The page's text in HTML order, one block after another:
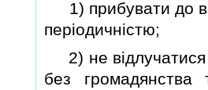
1) прибувати до
перiодичнiстю;
2) не вiдлучатися
без громадянства